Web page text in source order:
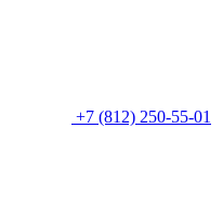
+7 (812) 250-55-01